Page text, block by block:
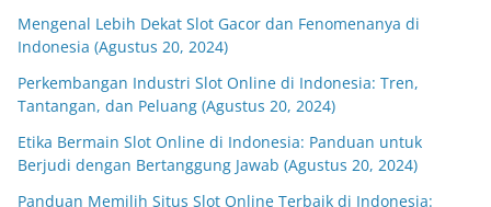
Mengenal Lebih Dekat Slot Gacor dan Fenomenanya di
Indonesia (Agustus 20, 2024)
Perkembangan Industri Slot Online di Indonesia: Tren,
Tantangan, dan Peluang (Agustus 20, 2024)
Etika Bermain Slot Online di Indonesia: Panduan untuk
Berjudi dengan Bertanggung Jawab (Agustus 20, 2024)
Panduan Memilih Situs Slot Online Terbaik di Indonesia: